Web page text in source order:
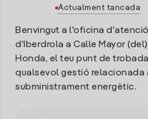
Actualment tancada
Benvingut a l'oficina
d'Iberdrola a Calle Mayor (del)
Honda, el teu punt de
qualsevol gestió relacionada
subministrament energètic.